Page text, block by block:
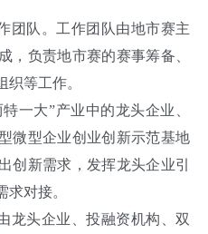
队。工作团队由地市赛主
，负责地市赛的赛事筹备、
等工作。
大”产业中的龙头企业、
微型企业创业创新示范基地
创新需求，发挥龙头企业引
对接。
头企业、投融资机构、双